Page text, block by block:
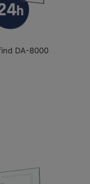
DA-8000